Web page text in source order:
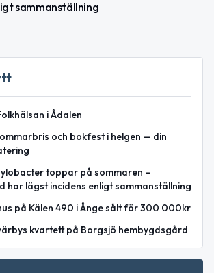
sammanställning
i Ådalen
och bokfest i helgen — din
toppar på sommaren –
har lägst incidens enligt sammanställning
på Kälen 490 i Ånge sålt för 300 000kr
kvartett på Borgsjö hembygdsgård